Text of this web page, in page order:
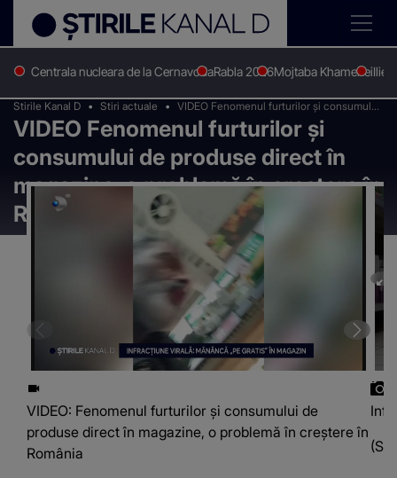
Centrala nucleara de la CernavodaRabla 2026Mojtaba KhameneiIlie
Stirile Kanal D Stiri actuale
VIDEO Fenomenul furturilor și consumului
de produse direct în magazine, o problemă
în creștere în România
VIDEO Fenomenul furturilor și
consumului de produse direct în
magazine, o problemă în creștere în
România
VIDEO: Fenomenul furturilor și consumului de
produse direct în magazine, o problemă în creștere în
România